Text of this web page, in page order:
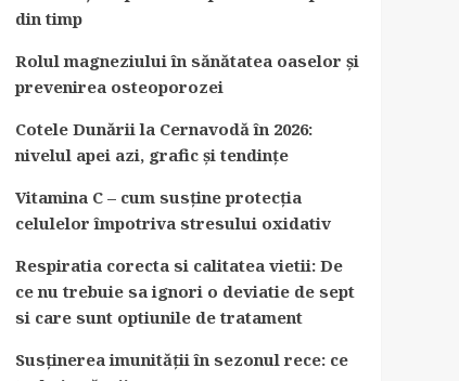
din timp
Rolul magneziului în sănătatea oaselor și
prevenirea osteoporozei
Cotele Dunării la Cernavodă în 2026:
nivelul apei azi, grafic și tendințe
Vitamina C – cum susține protecția
celulelor împotriva stresului oxidativ
Respiratia corecta si calitatea vietii: De
ce nu trebuie sa ignori o deviatie de sept
si care sunt optiunile de tratament
Susținerea imunității în sezonul rece: ce